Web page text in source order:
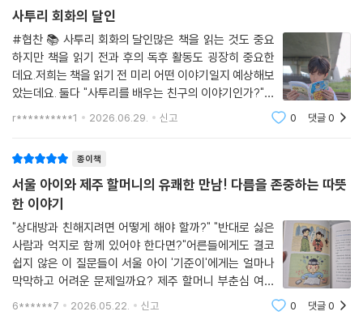
사투리 회화의 달인
#협찬 📚 사투리 회화의 달인많은 책을 읽는 것도 중요
하지만 책을 읽기 전과 후의 독후 활동도 굉장히 중요한
데요.저희는 책을 읽기 전 미리 어떤 이야기일지 예상해보
았는데요. 둘다 "사투리를 배우는 친구의 이야기인가?"아
이와 저의 예상과 완전히 다른 반전의 이야기들이 등장했
r**********1 2026.06.29. 신고 0 댓글0
종이책
서울 아이와 제주 할머니의 유쾌한 만남! 다름을 존중하는 따뜻
한 이야기
"상대방과 친해지려면 어떻게 해야 할까?" "반대로 싫은
사람과 억지로 함께 있어야 한다면?"어른들에게도 결코
쉽지 않은 이 질문들이 서울 아이 '기준이'에게는 얼마나
막막하고 어려운 문제일까요? 제주 할머니 부춘심 여사
와 서울 아이 기준이의 좌충우돌 이야기를 담은 이 책은,
6******7 2026.05.22. 신고 0 댓글0